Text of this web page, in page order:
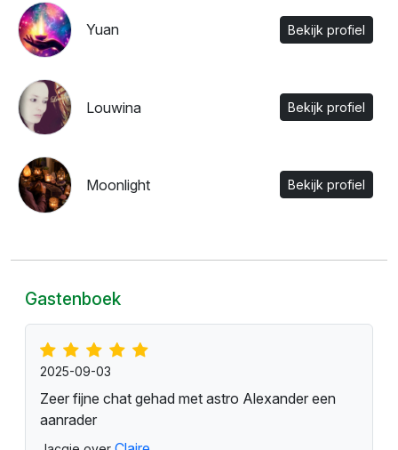
Yuan Bekijk profiel
Louwina Bekijk profiel
Moonlight Bekijk profiel
Gastenboek
2025-09-03
Zeer fijne chat gehad met astro Alexander een
aanrader